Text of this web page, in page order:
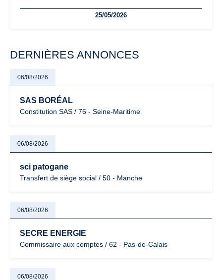
facturation ou risque de bascule vers la TVA : les règles
25/05/2026
DERNIÈRES ANNONCES
06/08/2026
SAS BORÉAL
Constitution SAS / 76 - Seine-Maritime
06/08/2026
sci patogane
Transfert de siège social / 50 - Manche
06/08/2026
SECRE ENERGIE
Commissaire aux comptes / 62 - Pas-de-Calais
06/08/2026